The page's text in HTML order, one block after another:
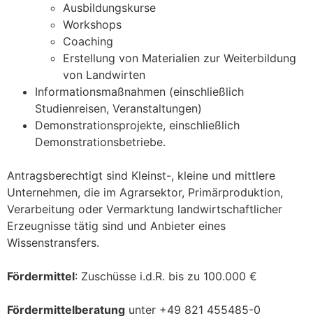
Ausbildungskurse
Workshops
Coaching
Erstellung von Materialien zur Weiterbildung
von Landwirten
Informationsmaßnahmen (einschließlich
Studienreisen, Veranstaltungen)
Demonstrationsprojekte, einschließlich
Demonstrationsbetriebe.
Antragsberechtigt sind Kleinst-, kleine und mittlere
Unternehmen, die im Agrarsektor, Primärproduktion,
Verarbeitung oder Vermarktung landwirtschaftlicher
Erzeugnisse tätig sind und Anbieter eines
Wissenstransfers.
Fördermittel: Zuschüsse i.d.R. bis zu 100.000 €
Fördermittelberatung unter +49 821 455485-0